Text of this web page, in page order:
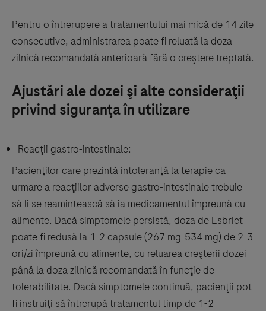
Pentru o întrerupere a tratamentului mai mică de 14 zile
consecutive, administrarea poate fi reluată la doza
zilnică recomandată anterioară fără o creştere treptată.
Ajustări ale dozei şi alte consideraţii
privind siguranţa în utilizare
Reacţii gastro-intestinale:
Pacienţilor care prezintă intoleranţă la terapie ca
urmare a reacţiilor adverse gastro-intestinale trebuie
să li se reamintească să ia medicamentul împreună cu
alimente. Dacă simptomele persistă, doza de Esbriet
poate fi redusă la 1-2 capsule (267 mg-534 mg) de 2-3
ori/zi împreună cu alimente, cu reluarea creşterii dozei
până la doza zilnică recomandată în funcţie de
tolerabilitate. Dacă simptomele continuă, pacienţii pot
fi instruiţi să întrerupă tratamentul timp de 1-2